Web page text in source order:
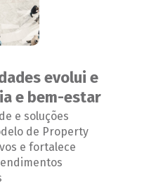
evolui e
e bem-estar
e soluções
de Property
e fortalece